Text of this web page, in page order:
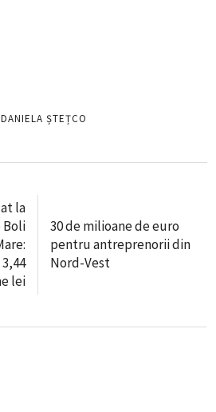
ȘTEȚCO
la
lei
30 de milioane de euro
pentru antreprenorii din
Nord-Vest